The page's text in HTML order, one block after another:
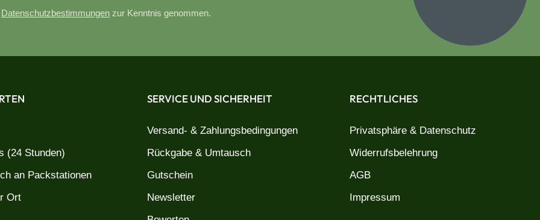
Datenschutzbestimmungen zur Kenntnis genommen.
(24 Stunden)
an Packstationen
Ort
SERVICE UND SICHERHEIT
Versand- & Zahlungsbedingungen
Rückgabe & Umtausch
Gutschein
Newsletter
RECHTLICHES
Privatsphäre & Datenschutz
Widerrufsbelehrung
AGB
Impressum